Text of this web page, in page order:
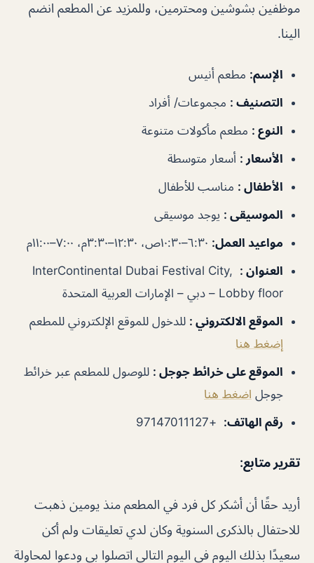
موظفين بشوشين ومحترمين، وللمزيد عن المطعم انضم
الينا.
الإسم: مطعم أنيس
التصنيف : مجموعات/ أفراد
النوع : مطعم مأكولات متنوعة
الأسعار : أسعار متوسطة
الأطفال : مناسب للأطفال
الموسيقى : يوجد موسيقى
مواعيد العمل:
العنوان :
InterContinental Dubai Festival City,
Lobby floor – دبي – الإمارات العربية المتحدة
الموقع الالكتروني : للدخول للموقع الإلكتروني للمطعم
إضغط هنا
الموقع على خرائط جوجل : للوصول للمطعم عبر خرائط
جوجل اضغط هنا
رقم الهاتف:
+97147011127
تقرير متابع:
أريد حقًا أن أشكر كل فرد في المطعم منذ يومين ذهبت
للاحتفال بالذكرى السنوية وكان لدي تعليقات ولم أكن
سعيدًا بذلك اليوم في اليوم التالي اتصلوا بي ودعوا لمحاولة